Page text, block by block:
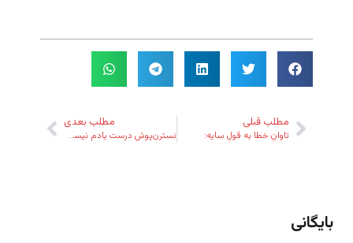
مطلب قبلی
تاوانِ خطا به قولِ سایه:
مطلب بعدی
نسترن‌پوش درست یادم نیست ولی
بایگانی